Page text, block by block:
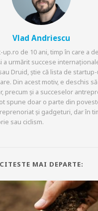
Vlad Andriescu
de 10 ani, timp în care a
a urmărit succese
Druid, știe că lista de
Din acest motiv, e deschis
precum și a succeselor
spune doar o parte din
și gadgeturi, dar în
sau ciclism.
CITESTE MAI DEPARTE: